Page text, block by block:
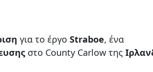
για το έργο Straboe, ένα
στο County Carlow της